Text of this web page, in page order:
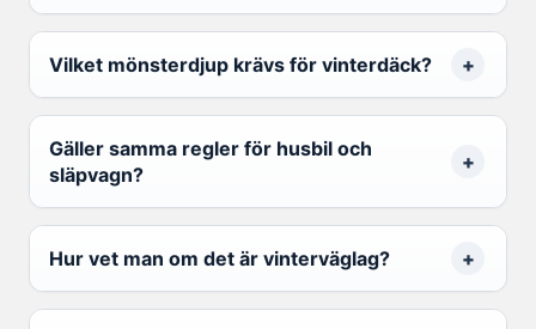
Vilket mönsterdjup krävs för vinterdäck?
Gäller samma regler för husbil och
släpvagn?
Hur vet man om det är vinterväglag?